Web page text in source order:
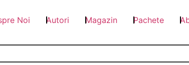
Noi Autori Magazin Pachete